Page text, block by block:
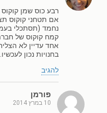
רבע כוס שמן
אם תטחני קוקוס
נחמד (תסתכלי
קמח קוקוס של
אחד עדיין לא
בחנויות נכון
להגיב
פורמן
10 במרץ 2014